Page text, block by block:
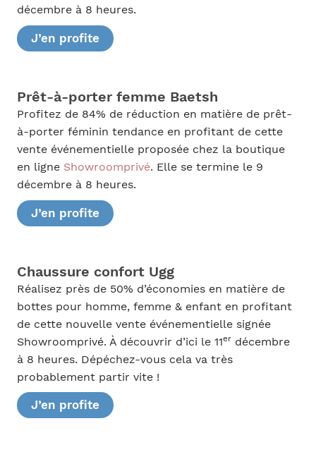
décembre à 8 heures.
J’en profite
Prêt-à-porter femme Baetsh
Profitez de 84% de réduction en matière de prêt-
à-porter féminin tendance en profitant de cette
vente événementielle proposée chez la boutique
en ligne Showroomprivé. Elle se termine le 9
décembre à 8 heures.
J’en profite
Chaussure confort Ugg
Réalisez près de 50% d’économies en matière de
bottes pour homme, femme & enfant en profitant
de cette nouvelle vente événementielle signée
Showroomprivé. À découvrir d’ici le 11erdécembre
à 8 heures. Dépéchez-vous cela va très
probablement partir vite !
J’en profite